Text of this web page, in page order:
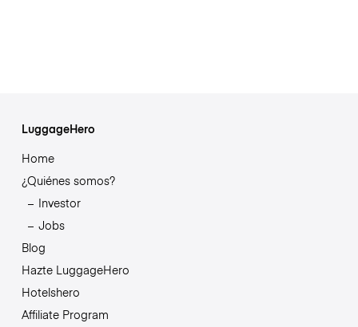
LuggageHero
Home
¿Quiénes somos?
Investor
Jobs
Blog
Hazte LuggageHero
Hotelshero
Affiliate Program